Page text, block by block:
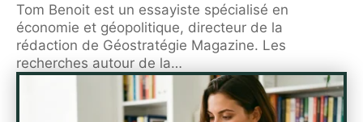
Tom Benoit est un essayiste spécialisé en
économie et géopolitique, directeur de la
rédaction de Géostratégie Magazine. Les
recherches autour de la…